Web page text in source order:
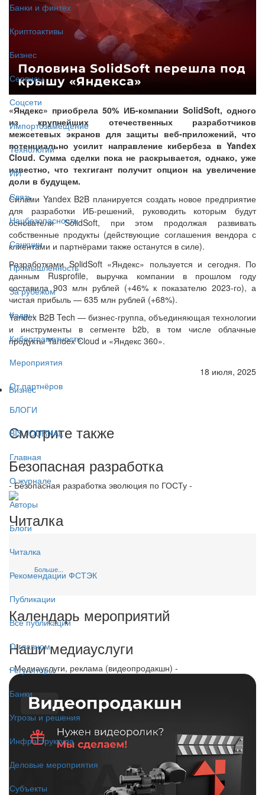
Банки и финтех
Криптоактивы
Бизнес
Сервисы
Соцсети
Импортозамещение
Технологии
ИИ
Связь
Нацбезопасность
Санкции
Промышленность
За рубежом
Кадры
Киберграмотность
Мероприятия
От партнёров
БЛОГИ
BIS JOURNAL
Главная
О журнале
Авторы
Блоги
Читалка
Рекомендации ФСТЭК
Публикации
Все публикации
О главном
Регуляторы
Банки
Угрозы и решения
Инфраструктура
Деловые мероприятия
Субъекты
«Яндекс» приобрела 50% ИБ-компании SolidSoft, одного
из крупнейших отечественных разработчиков
межсетевых экранов для защиты веб-приложений, что
потенциально усилит направление кибербеза в Yandex
Cloud. Сумма сделки пока не раскрывается, однако, уже
известно, что техгигант получит опцион на увеличение
доли в будущем.
Силами Yandex B2B планируется создать новое предприятие
для разработки ИБ-решений, руководить которым будут
основатели SolidSoft, при этом продолжая развивать
собственные продукты (действующие соглашения вендора с
клиентами и партнёрами также останутся в силе).
Разработками SolidSoft «Яндекс» пользуется и сегодня. По
данным Rusprofile, выручка компании в прошлом году
составила 903 млн рублей (+46% к показателю 2023-го), а
чистая прибыль — 635 млн рублей (+68%).
Yandex B2B Tech — бизнес-группа, объединяющая технологии
и инструменты в сегменте b2b, в том числе облачные
продукты Yandex Cloud и «Яндекс 360».
18 июля, 2025
Бизнес
Смотрите также
Безопасная разработка
- Безопасная разработка эволюция по ГОСТу -
Читалка
Больше...
Календарь мероприятий
Наши медиауслуги
- Медиауслуги, реклама (видеопродакшн) -